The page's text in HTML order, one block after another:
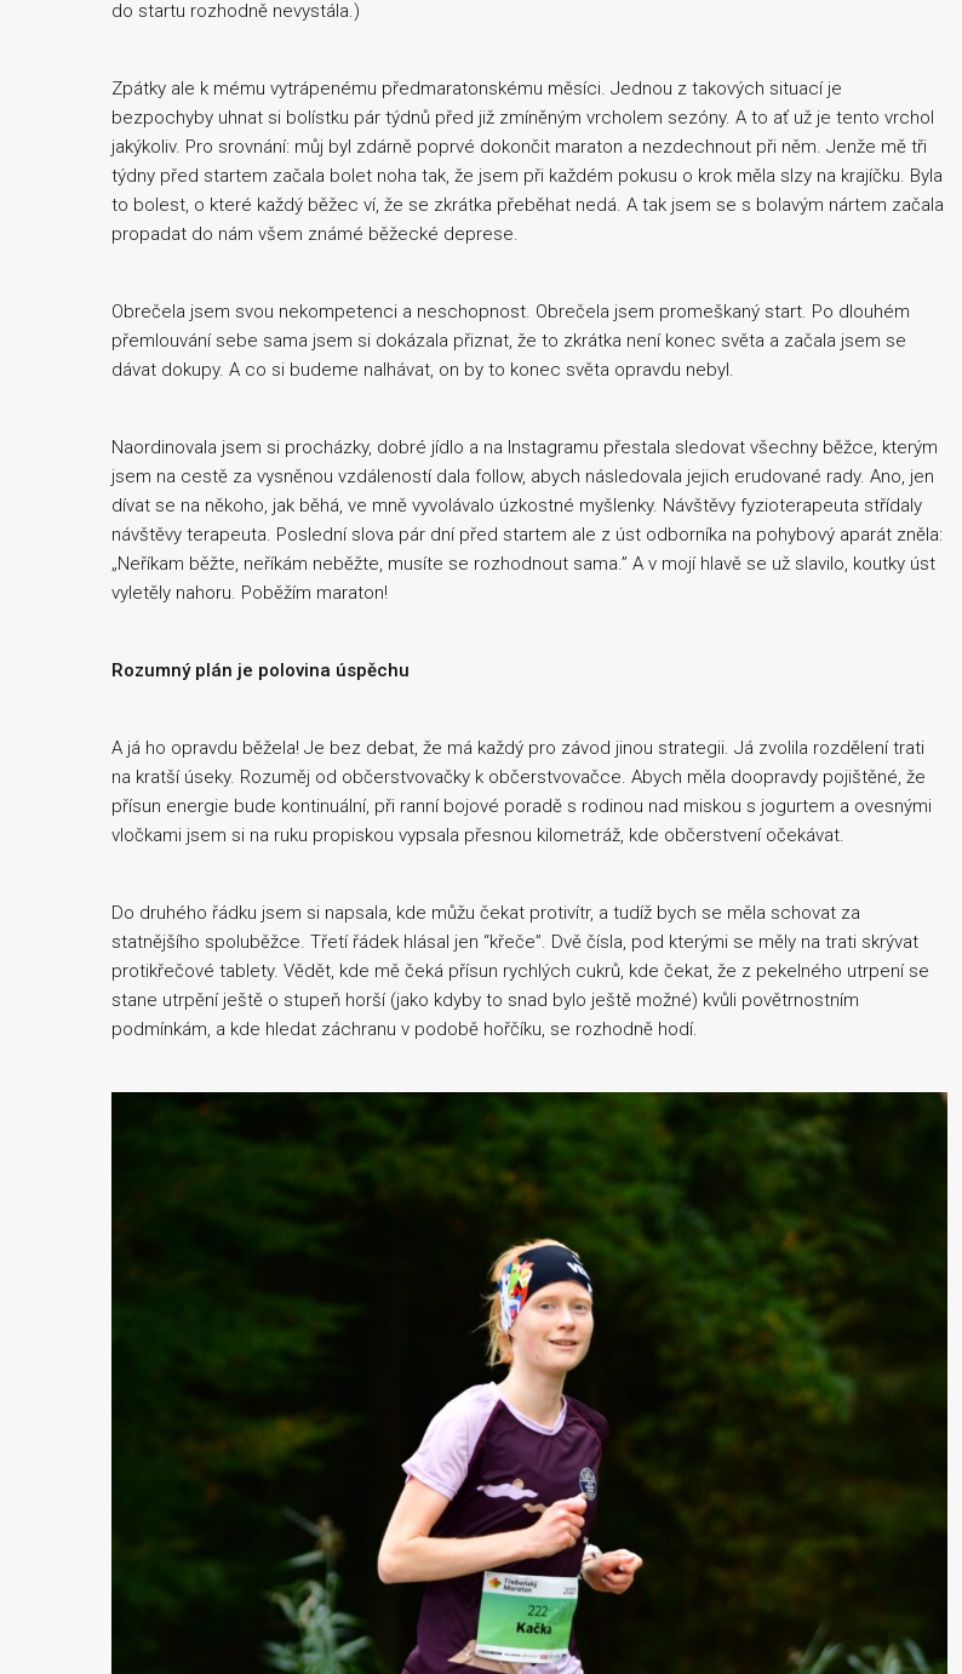
do startu rozhodně nevystála.)
Zpátky ale k mému vytrápenému předmaratonskému měsíci. Jednou z takových situací je
bezpochyby uhnat si bolístku pár týdnů před již zmíněným vrcholem sezóny. A to ať už je tento vrchol
jakýkoliv. Pro srovnání: můj byl zdárně poprvé dokončit maraton a nezdechnout při něm. Jenže mě tři
týdny před startem začala bolet noha tak, že jsem při každém pokusu o krok měla slzy na krajíčku. Byla
to bolest, o které každý běžec ví, že se zkrátka přeběhat nedá. A tak jsem se s bolavým nártem začala
propadat do nám všem známé běžecké deprese.
Obrečela jsem svou nekompetenci a neschopnost. Obrečela jsem promeškaný start. Po dlouhém
přemlouvání sebe sama jsem si dokázala přiznat, že to zkrátka není konec světa a začala jsem se
dávat dokupy. A co si budeme nalhávat, on by to konec světa opravdu nebyl.
Naordinovala jsem si procházky, dobré jídlo a na Instagramu přestala sledovat všechny běžce, kterým
jsem na cestě za vysněnou vzdáleností dala follow, abych následovala jejich erudované rady. Ano, jen
dívat se na někoho, jak běhá, ve mně vyvolávalo úzkostné myšlenky. Návštěvy fyzioterapeuta střídaly
návštěvy terapeuta. Poslední slova pár dní před startem ale z úst odborníka na pohybový aparát zněla:
„Neříkam běžte, neříkám neběžte, musíte se rozhodnout sama.” A v mojí hlavě se už slavilo, koutky úst
vyletěly nahoru. Poběžím maraton!
Rozumný plán je polovina úspěchu
A já ho opravdu běžela! Je bez debat, že má každý pro závod jinou strategii. Já zvolila rozdělení trati
na kratší úseky. Rozuměj od občerstvovačky k občerstvovačce. Abych měla doopravdy pojištěné, že
přísun energie bude kontinuální, při ranní bojové poradě s rodinou nad miskou s jogurtem a ovesnými
vločkami jsem si na ruku propiskou vypsala přesnou kilometráž, kde občerstvení očekávat.
Do druhého řádku jsem si napsala, kde můžu čekat protivítr, a tudíž bych se měla schovat za
statnějšího spoluběžce. Třetí řádek hlásal jen “křeče”. Dvě čísla, pod kterými se měly na trati skrývat
protikřečové tablety. Vědět, kde mě čeká přísun rychlých cukrů, kde čekat, že z pekelného utrpení se
stane utrpění ještě o stupeň horší (jako kdyby to snad bylo ještě možné) kvůli povětrnostním
podmínkám, a kde hledat záchranu v podobě hořčíku, se rozhodně hodí.